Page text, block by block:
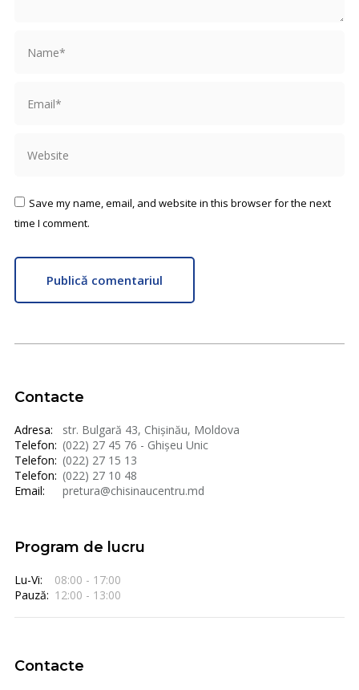
Save my name, email, and website in this browser for the next
time I comment.
Publică comentariul
Contacte
Adresa:
str. Bulgară 43, Chișinău, Moldova
Telefon: (022) 27 45 76 - Ghișeu Unic
Telefon: (022) 27 15 13
Telefon: (022) 27 10 48
Email:
pretura@chisinaucentru.md
Program de lucru
Lu-Vi:
08:00 - 17:00
Pauză: 12:00 - 13:00
Contacte